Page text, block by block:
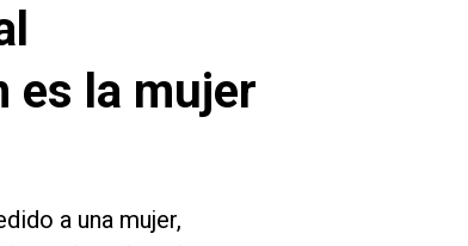
es la mujer
a una mujer,